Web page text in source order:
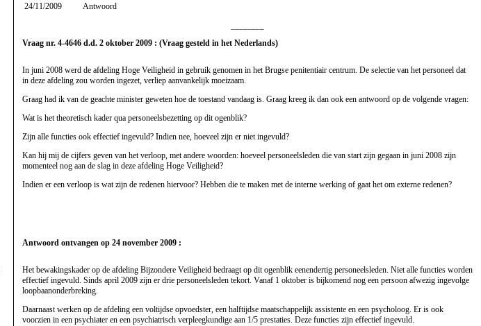
24/11/2009
Antwoord
Vraag nr. 4-4646 d.d. 2 oktober 2009 : (Vraag gesteld in het Nederlands)
In juni 2008 werd de afdeling Hoge Veiligheid in gebruik genomen in het Brugse penitentiair centrum. De selectie van het personeel dat
in deze afdeling zou worden ingezet, verliep aanvankelijk moeizaam.
Graag had ik van de geachte minister geweten hoe de toestand vandaag is. Graag kreeg ik dan ook een antwoord op de volgende vragen:
Wat is het theoretisch kader qua personeelsbezetting op dit ogenblik?
Zijn alle functies ook effectief ingevuld? Indien nee, hoeveel zijn er niet ingevuld?
Kan hij mij de cijfers geven van het verloop, met andere woorden: hoeveel personeelsleden die van start zijn gegaan in juni 2008 zijn
momenteel nog aan de slag in deze afdeling Hoge Veiligheid?
Indien er een verloop is wat zijn de redenen hiervoor? Hebben die te maken met de interne werking of gaat het om externe redenen?
Antwoord ontvangen op 24 november 2009 :
Het bewakingskader op de afdeling Bijzondere Veiligheid bedraagt op dit ogenblik eenendertig personeelsleden. Niet alle functies worden
effectief ingevuld. Sinds april 2009 zijn er drie personeelsleden tekort. Vanaf 1 oktober is bijkomend nog een persoon afwezig ingevolge
loopbaanonderbreking.
Daarnaast werken op de afdeling een voltijdse opvoedster, een halftijdse maatschappelijk assistente en een psycholoog. Er is ook
voorzien in een psychiater en een psychiatrisch verpleegkundige aan 1/5 prestaties. Deze functies zijn effectief ingevuld.